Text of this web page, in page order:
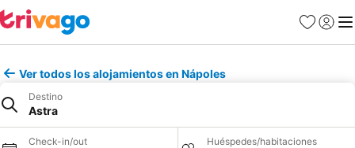
Favoritos
Iniciar
Ver todos los alojamientos en Nápoles
Destino
Astra
Check-in/out Huéspedes/habitaciones